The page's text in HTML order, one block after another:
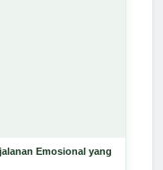
Emosional yang